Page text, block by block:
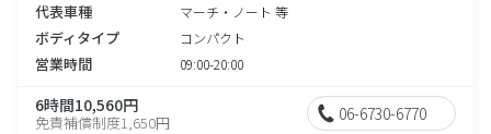
代表車種 マーチ・ノート 等
ボディタイプ コンパクト
営業時間 09:00-20:00
6時間10,560円
免責補償制度1,650円 06-6730-6770